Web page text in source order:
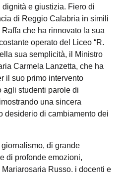
e giustizia. Fiero di
di Reggio Calabria in simili
che ha rinnovato la sua
operato del Liceo “R.
sua semplicità, il Ministro
Carmela Lanzetta, che ha
il suo primo intervento
agli studenti parole di
una sincera
desiderio di cambiamento dei
di grande
di profonde emozioni,
Russo, i docenti e